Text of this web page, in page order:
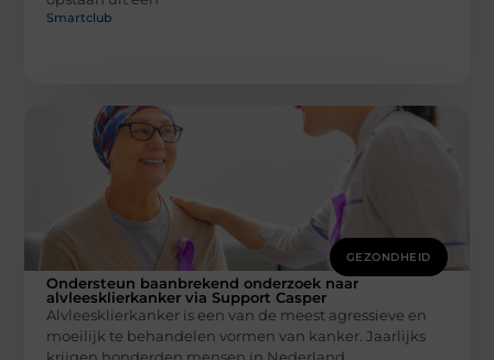
Smartclub
GEZONDHEID
Ondersteun baanbrekend onderzoek naar
alvleesklierkanker via Support Casper
Alvleesklierkanker is een van de meest agressieve en
moeilijk te behandelen vormen van kanker. Jaarlijks